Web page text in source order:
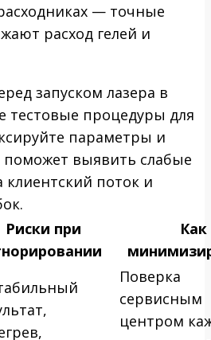
— точные
расход гелей и
запуском лазера в
тестовые процедуры для
параметры и
выявить слабые
клиентский поток и
Риски при
Как
Поверка
сервисным
центром